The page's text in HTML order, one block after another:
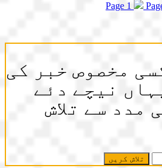
Page 1
مخصوص خبر کی
نیچے دئے
مدد سے تلاش